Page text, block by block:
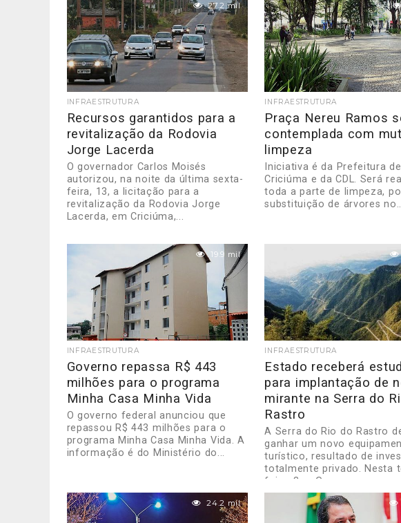
27.2 mil
INFRAESTRUTURA
Recursos garantidos para a
revitalização da Rodovia
Jorge Lacerda
O governador Carlos Moisés
autorizou, na noite da última sexta-
feira, 13, a licitação para a
revitalização da Rodovia Jorge
Lacerda, em Criciúma,...
INFRAESTRUTURA
Praça Nereu Ramos
contemplada com
limpeza
Iniciativa é da Prefeitura de
Criciúma e da CDL. Será
toda a parte de limpeza,
substituição de árvores
19.9 mil
INFRAESTRUTURA
Governo repassa R$ 443
milhões para o programa
Minha Casa Minha Vida
O governo federal anunciou que
repassou R$ 443 milhões para o
programa Minha Casa Minha Vida. A
informação é do Ministério do...
INFRAESTRUTURA
Estado receberá
para implantação de
mirante na Serra do
Rastro
A Serra do Rio do Rastro
ganhar um novo
turístico, resultado de
totalmente privado. Nesta
feira, 3, o Governo...
24.2 mil